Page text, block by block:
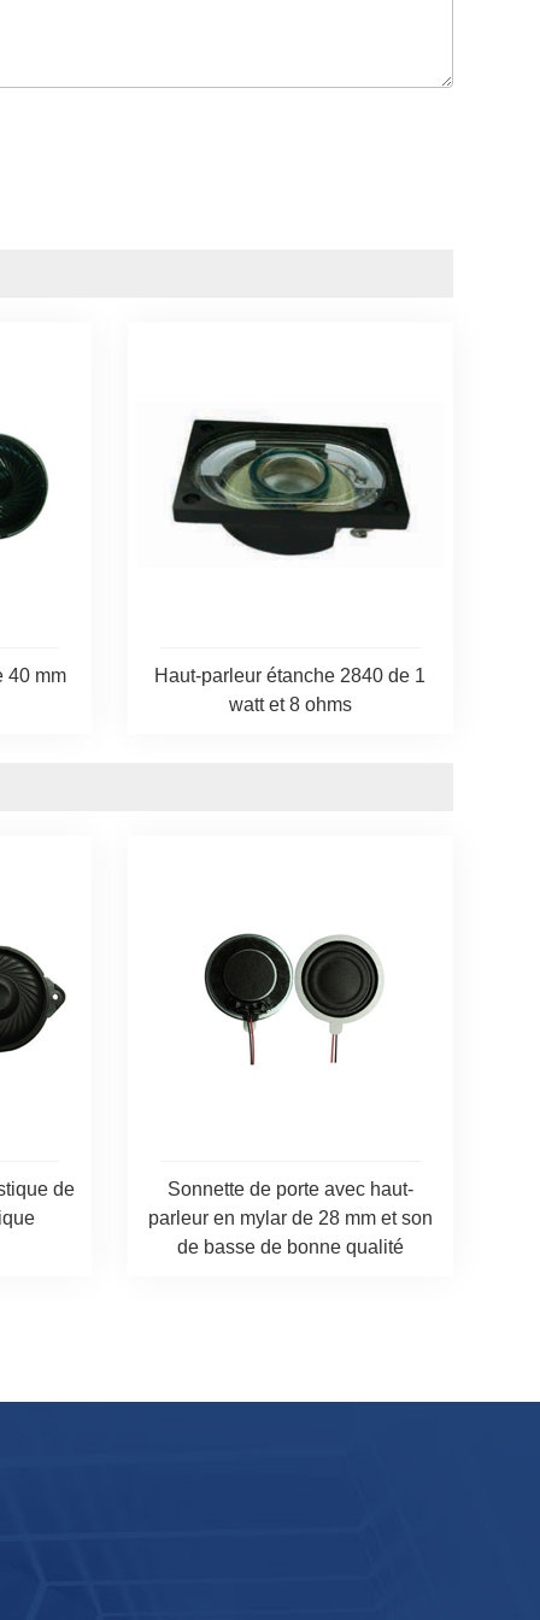
40 mm
Haut-parleur étanche 2840 de 1
watt et 8 ohms
de
Sonnette de porte avec haut-
parleur en mylar de 28 mm et son
de basse de bonne qualité